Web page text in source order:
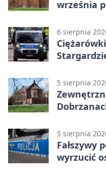
września
6 sierpnia
5 sierpnia
5 sierpnia
Fałszywy
wyrzucić